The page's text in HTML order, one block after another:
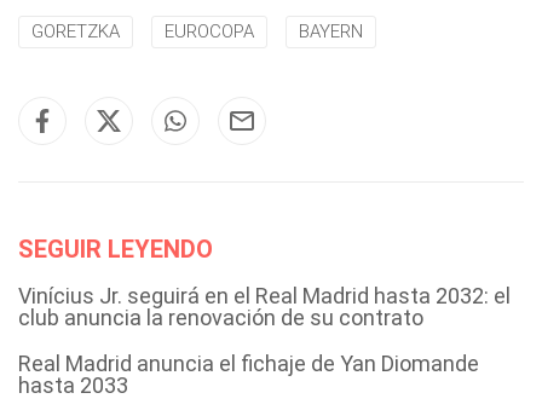
GORETZKA EUROCOPA BAYERN
SEGUIR LEYENDO
Vinícius Jr. seguirá en el Real Madrid hasta 2032: el
club anuncia la renovación de su contrato
Real Madrid anuncia el fichaje de Yan Diomande
hasta 2033